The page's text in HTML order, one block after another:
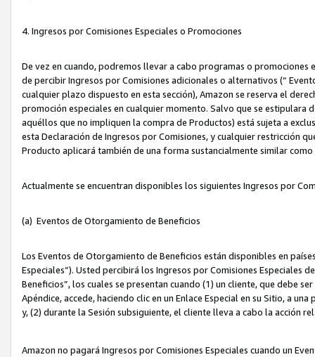
4. Ingresos por Comisiones Especiales o Promociones
De vez en cuando, podremos llevar a cabo programas o
de percibir Ingresos por Comisiones adicionales o alternativos (“
cualquier plazo dispuesto en esta sección), Amazon se reserva el
promoción especiales en cualquier momento. Salvo que se
aquéllos que no impliquen la compra de Productos) está sujeta a
esta Declaración de Ingresos por Comisiones, y cualquier restricción
Producto aplicará también de una forma sustancialmente similar
Actualmente se encuentran disponibles los siguientes Ingresos por
(a) Eventos de Otorgamiento de Beneficios
Los Eventos de Otorgamiento de Beneficios están disponibles en
Especiales”). Usted percibirá los Ingresos por Comisiones Especiales
Beneficios”, los cuales se presentan cuando (1) un cliente, que debe
Apéndice, accede, haciendo clic en un Enlace Especial en su Sitio, a
y, (2) durante la Sesión subsiguiente, el cliente lleva a cabo la acción
Amazon no pagará Ingresos por Comisiones Especiales cuando un